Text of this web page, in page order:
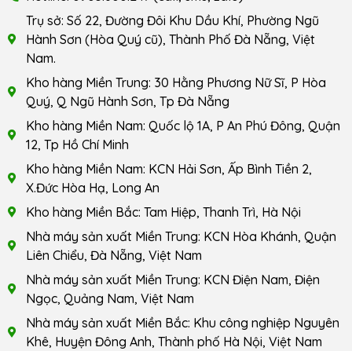
Trụ sở: Số 22, Đường Đôi Khu Dầu Khí, Phường Ngũ
Hành Sơn (Hòa Quý cũ), Thành Phố Đà Nẵng, Việt
Nam.
Kho hàng Miền Trung: 30 Hằng Phương Nữ Sĩ, P Hòa
Quý, Q Ngũ Hành Sơn, Tp Đà Nẵng
Kho hàng Miền Nam: Quốc lộ 1A, P An Phú Đông, Quận
12, Tp Hồ Chí Minh
Kho hàng Miền Nam: KCN Hải Sơn, Ấp Bình Tiền 2,
X.Đức Hòa Hạ, Long An
Kho hàng Miền Bắc: Tam Hiệp, Thanh Trì, Hà Nội
Nhà máy sản xuất Miền Trung: KCN Hòa Khánh, Quận
Liên Chiểu, Đà Nẵng, Việt Nam
Nhà máy sản xuất Miền Trung: KCN Điện Nam, Điện
Ngọc, Quảng Nam, Việt Nam
Nhà máy sản xuất Miền Bắc: Khu công nghiệp Nguyên
Khê, Huyện Đông Anh, Thành phố Hà Nội, Việt Nam